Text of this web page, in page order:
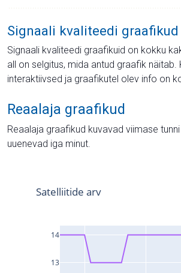
Signaali kvaliteedi graafikud
Signaali kvaliteedi graafikuid on kokku
all on selgitus, mida antud graafik näitab.
interaktiivsed ja graafikutel olev info on
Reaalaja graafikud
Reaalaja graafikud kuvavad viimase
uuenevad iga minut.